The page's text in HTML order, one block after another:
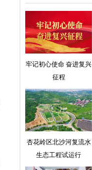
牢记初心使命 奋进复兴
征程
杏花岭区北沙河复流水
生态工程试运行